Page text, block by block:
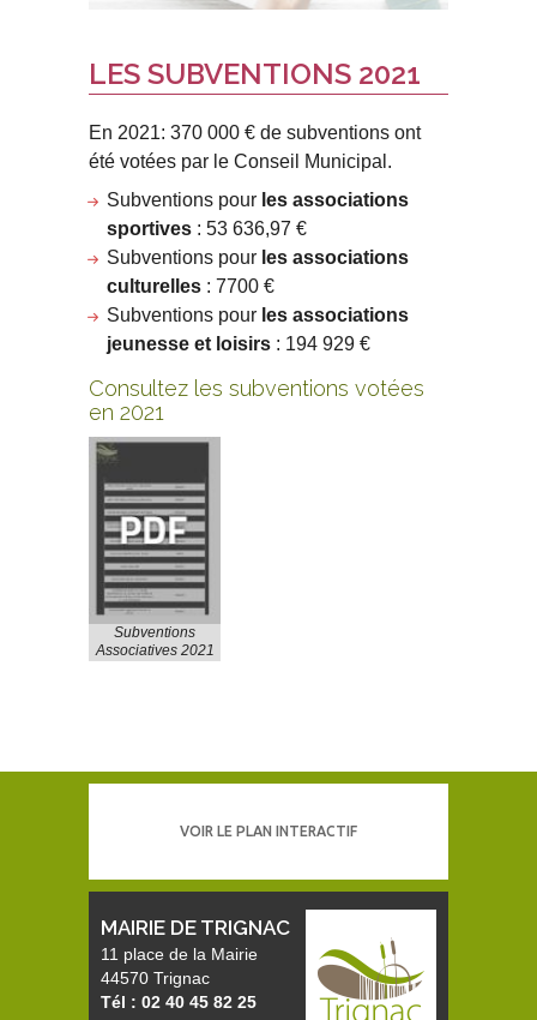
LES SUBVENTIONS 2021
En 2021: 370 000 € de subventions ont
été votées par le Conseil Municipal.
Subventions pour les associations
sportives : 53 636,97 €
Subventions pour les associations
culturelles : 7700 €
Subventions pour les associations
jeunesse et loisirs : 194 929 €
Consultez les subventions votées
en 2021
Subventions
Associatives 2021
VOIR LE PLAN INTERACTIF
MAIRIE DE TRIGNAC
11 place de la Mairie
44570 Trignac
Tél : 02 40 45 82 25